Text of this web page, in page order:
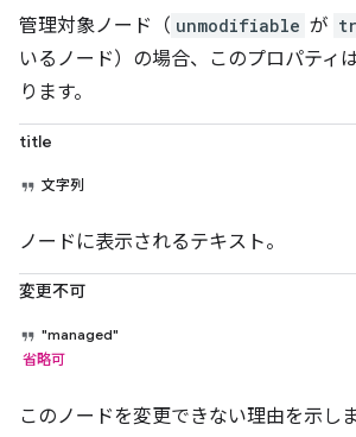
管理対象ノード（ unmodifiable が
いるノード）の場合、このプロパティ
ります。
title
文字列
ノードに表示されるテキスト。
変更不可
"managed"
省略可
このノードを変更できない理由を示しま